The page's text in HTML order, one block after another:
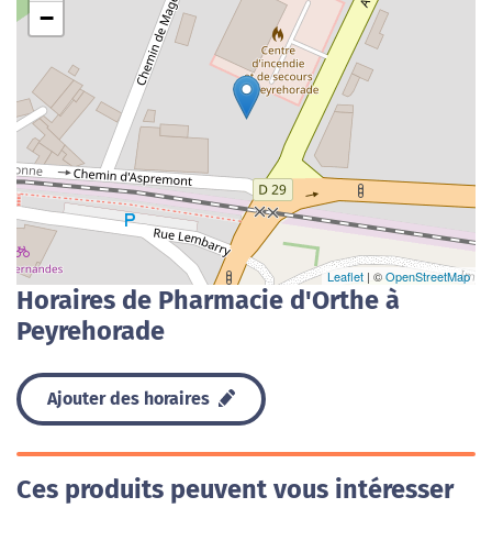
−
Leaflet | ©OpenStreetMap
Horaires de Pharmacie d'Orthe à
Peyrehorade
Ajouter des horaires
Ces produits peuvent vous intéresser